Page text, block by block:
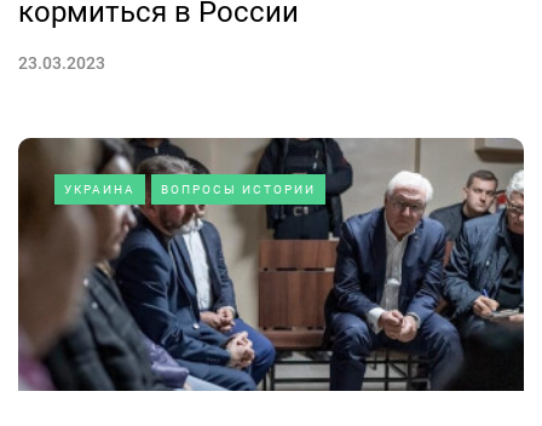
кормиться в России
23.03.2023
УКРАИНА ВОПРОСЫ ИСТОРИИ